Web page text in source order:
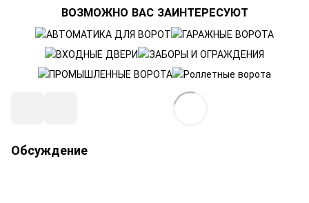
ВОЗМОЖНО ВАС ЗАИНТЕРЕСУЮТ
Обсуждение